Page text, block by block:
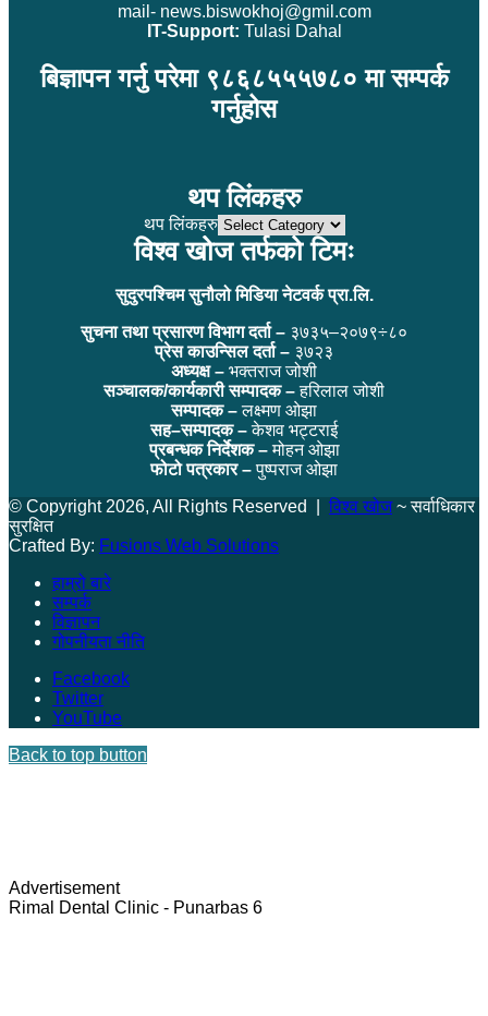
mail- news.biswokhoj@gmil.com
IT-Support: Tulasi Dahal
बिज्ञापन गर्नु परेमा ९८६८५५५७८० मा सम्पर्क
गर्नुहोस
थप लिंकहरु
थप लिंकहरु
विश्व खोज तर्फको टिमः
सुदुरपश्चिम सुनौलो मिडिया नेटवर्क प्रा.लि.
सुचना तथा प्रसारण विभाग दर्ता – ३७३५–२०७९÷८०
प्रेस काउन्सिल दर्ता – ३७२३
अध्यक्ष – भक्तराज जोशी
सञ्चालक/कार्यकारी सम्पादक –हरिलाल जोशी
सम्पादक –लक्ष्मण ओझा
सह–सम्पादक –केशव भट्टराई
प्रबन्धक निर्देशक –मोहन ओझा
फोटो पत्रकार –पुष्पराज ओझा
© Copyright 2026, All Rights Reserved | विश्व खोज~ सर्वाधिकार
सुरक्षित
Crafted By: Fusions Web Solutions
हाम्रो बारे
सम्पर्क
विज्ञापन
गोपनीयता नीति
Facebook
Twitter
YouTube
Back to top button
Advertisement
Rimal Dental Clinic - Punarbas 6